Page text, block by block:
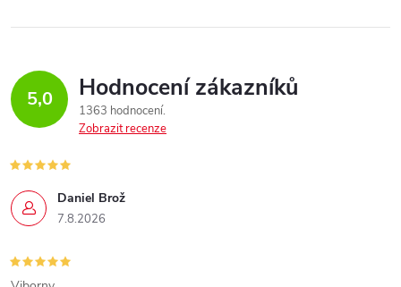
5,0 Hodnocení zákazníků
1363 hodnocení
Zobrazit recenze
Daniel Brož
7.8.2026